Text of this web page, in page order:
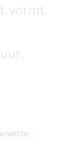
vormt